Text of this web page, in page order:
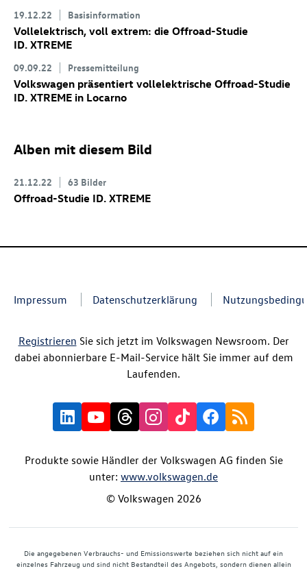
19.12.22 Basisinformation
Vollelektrisch, voll extrem: die Offroad-Studie
ID. XTREME
09.09.22 Pressemitteilung
Volkswagen präsentiert vollelektrische Offroad-Studie
ID. XTREME in Locarno
Alben mit diesem Bild
21.12.22 63 Bilder
Offroad-Studie ID. XTREME
Impressum Datenschutzerklärung
Registrieren Sie sich jetzt im Volkswagen Newsroom. Der
dabei abonnierbare E-Mail-Service hält Sie immer auf dem
Laufenden.
Produkte sowie Händler der Volkswagen AG finden Sie
unter: www.volkswagen.de
© Volkswagen 2026
Die angegebenen Verbrauchs- und Emissionswerte beziehen sich nicht auf ein
einzelnes Fahrzeug und sind nicht Bestandteil des Angebots, sondern dienen allein